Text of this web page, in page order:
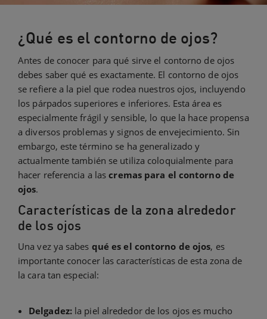
¿Qué es el contorno de ojos?
Antes de conocer para qué sirve el contorno de ojos
debes saber qué es exactamente. El contorno de ojos
se refiere a la piel que rodea nuestros ojos, incluyendo
los párpados superiores e inferiores. Esta área es
especialmente frágil y sensible, lo que la hace propensa
a diversos problemas y signos de envejecimiento. Sin
embargo, este término se ha generalizado y
actualmente también se utiliza coloquialmente para
hacer referencia a lascremas para el contorno de
ojos.
Características de la zona alrededor
de los ojos
Una vez ya sabes qué es el contorno de ojos, es
importante conocer las características de esta zona de
la cara tan especial:
Delgadez:la piel alrededor de los ojos es mucho